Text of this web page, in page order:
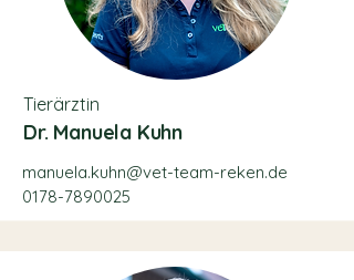
Tierärztin
Dr. Manuela Kuhn
manuela.kuhn@vet-team-reken.de
0178-7890025